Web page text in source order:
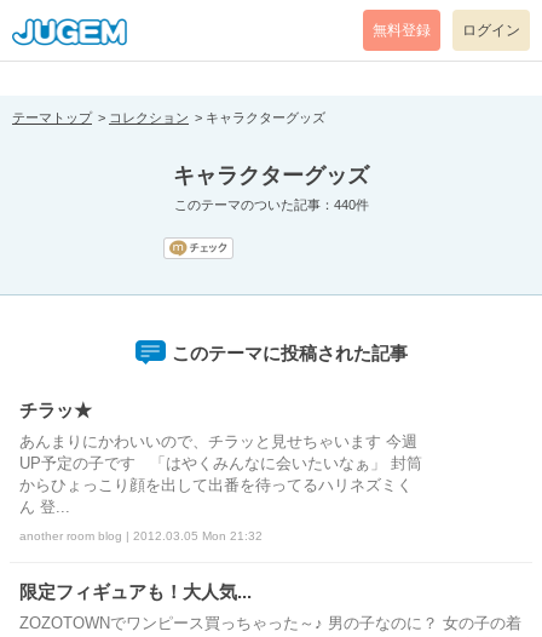
[pear_error: message="Success" code=0 mode=return level=notice
prefix="" info=""]
無料登録 ログイン
テーマトップ コレクション キャラクターグッズ
キャラクターグッズ
このテーマのついた記事：440件
このテーマに投稿された記事
チラッ★
あんまりにかわいいので、チラッと見せちゃいます 今週
UP予定の子です 「はやくみんなに会いたいなぁ」 封筒
からひょっこり顔を出して出番を待ってるハリネズミく
ん 登...
another room blog | 2012.03.05 Mon 21:32
限定フィギュアも！大人気...
ZOZOTOWNでワンピース買っちゃった～♪ 男の子なのに？ 女の子の着